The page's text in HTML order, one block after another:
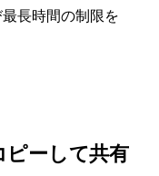
長時間の制限を
ーして共有